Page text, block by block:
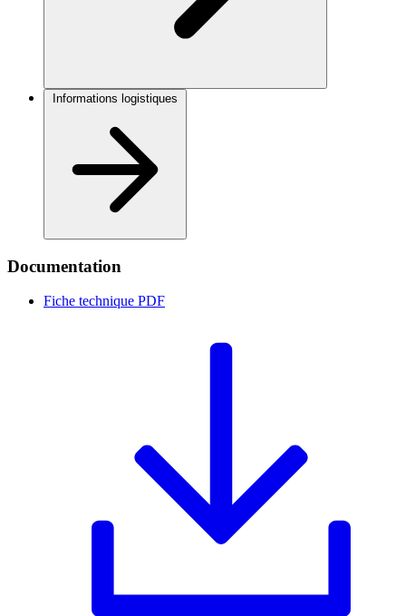
Documentation
Fiche technique PDF